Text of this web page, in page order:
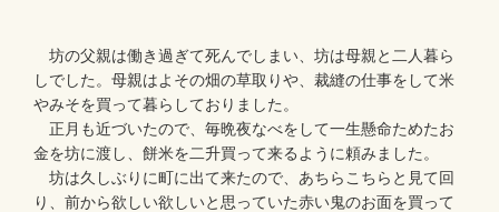
坊の父親は働き過ぎて死んでしまい、坊は母親と二人暮ら
しでした。母親はよその畑の草取りや、裁縫の仕事をして米
やみそを買って暮らしておりました。
正月も近づいたので、毎晩夜なべをして一生懸命ためたお
金を坊に渡し、餅米を二升買って来るように頼みました。
坊は久しぶりに町に出て来たので、あちらこちらと見て回
り、前から欲しい欲しいと思っていた赤い鬼のお面を買って